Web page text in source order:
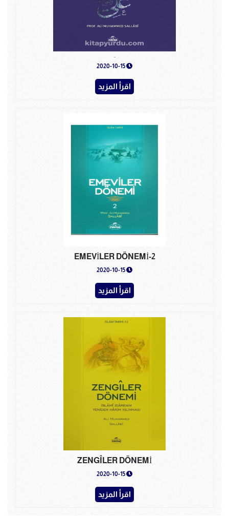
اقرأ المزيد
EMEVİLER DÖNEMİ-2
اقرأ المزيد
ZENGÎLER DÖNEMİ
اقرأ المزيد